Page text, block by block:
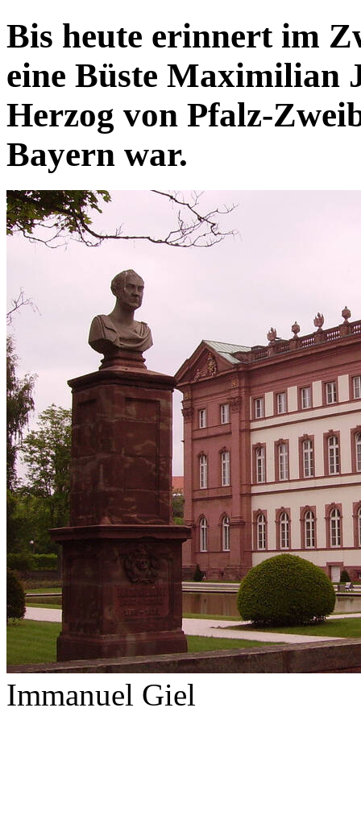
Bis heute erinnert im
eine Büste Maximilian
Herzog von Pfalz-
Bayern war.
Immanuel Giel